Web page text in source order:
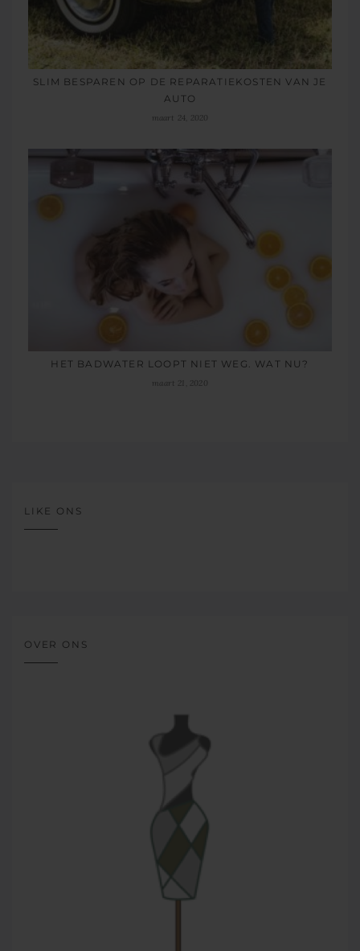
SLIM BESPAREN OP DE REPARATIEKOSTEN VAN JE
AUTO
maart 24, 2020
HET BADWATER LOOPT NIET WEG. WAT NU?
maart 21, 2020
LIKE ONS
OVER ONS